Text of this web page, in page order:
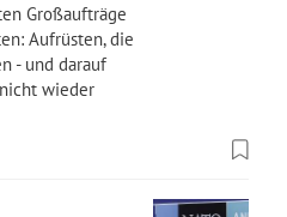
Großaufträge
Aufrüsten, die
- und darauf
wieder